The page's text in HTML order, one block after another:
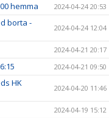
hemma 2024-04-24 20:53
borta -
2024-04-24 12:04
2024-04-21 20:17
2024-04-21 09:50
HK
2024-04-20 11:46
2024-04-19 15:12